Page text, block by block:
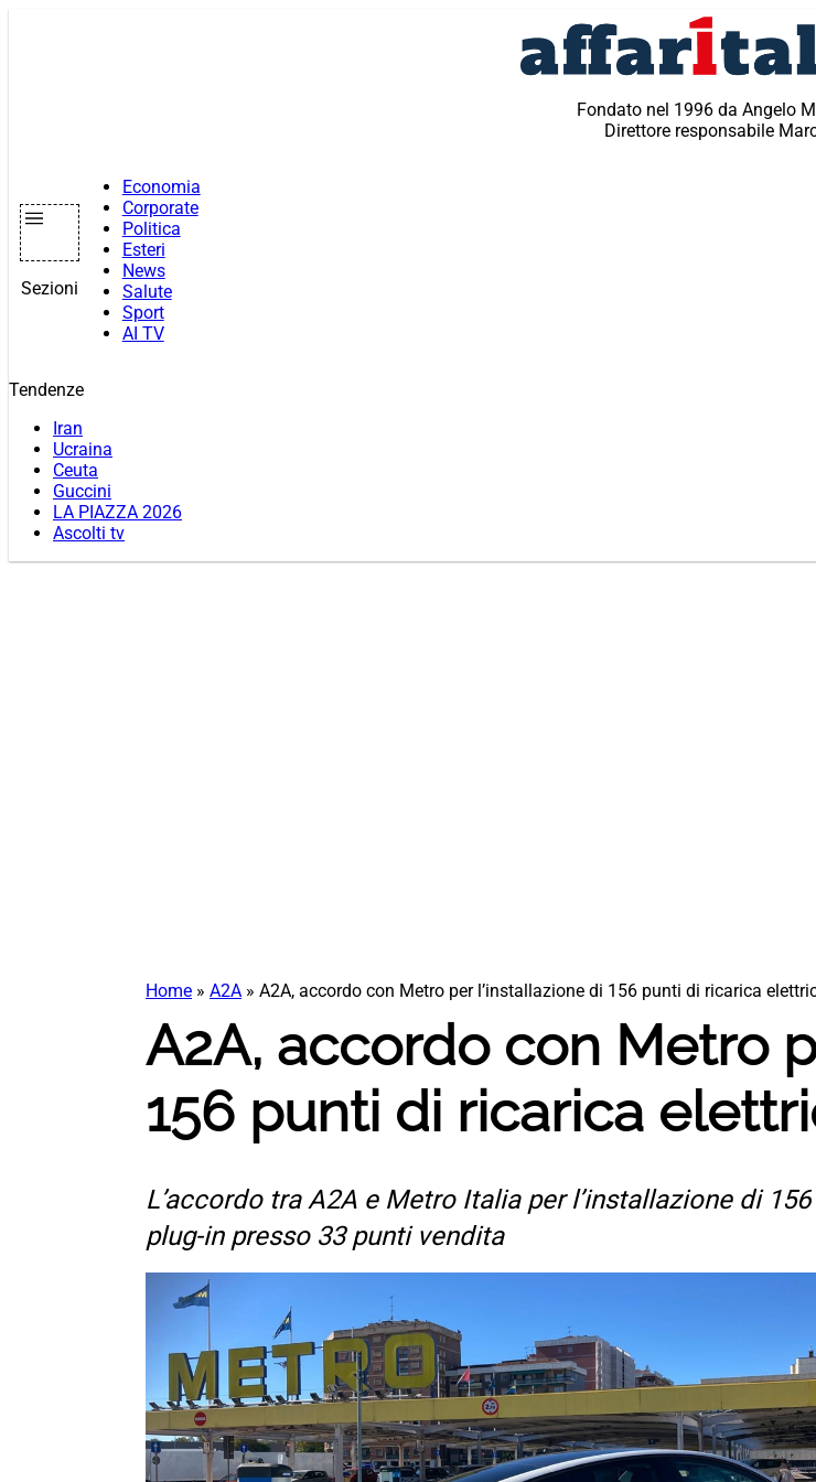
Fondato nel 1996 da Angelo
Direttore responsabile
Sezioni
Economia
Corporate
Politica
Esteri
News
Salute
Sport
AI TV
Tendenze
Iran
Ucraina
Ceuta
Guccini
LA PIAZZA 2026
Ascolti tv
Home » A2A » A2A, accordo con Metro per l’installazione di 156 punti di ricarica
A2A, accordo con Metro
156 punti di ricarica
L’accordo tra A2A e Metro Italia per l’installazione di
plug-in presso 33 punti vendita